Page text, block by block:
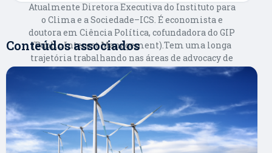
Atualmente Diretora Executiva do Instituto para
o Clima e a Sociedade–ICS. É economista e
doutora em Ciência Política, cofundadora do GIP
(Public Interest Management).Tem uma longa
trajetória trabalhando nas áreas de advocacy de
políticas públicas, meio ambiente e mudanças
climáticas, desenvolvimento sustentável e
filantropia. Atualmente é membro da Rede
Mulheres Líderes Brasileiras pela
Sustentabilidade, Fundação Gold Standard,
ClimaInfo, Instituto República, Transparência
Internacional e IPAM.
Conteúdos associados